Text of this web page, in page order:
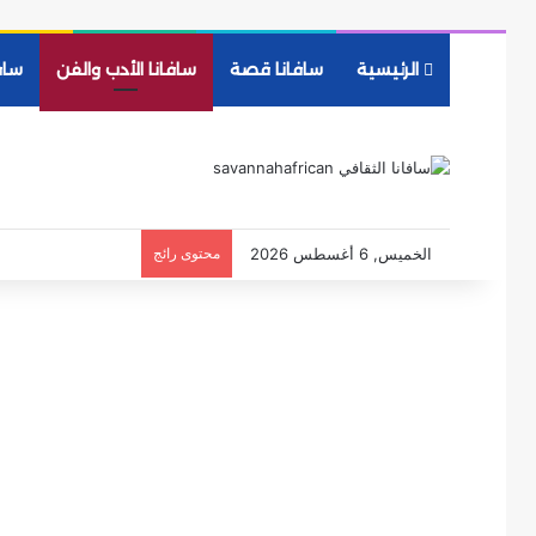
الرئيسية سافانا قصة سافانا الأدب والفن
الخميس, 6 أغسطس 2026 محتوى رائج